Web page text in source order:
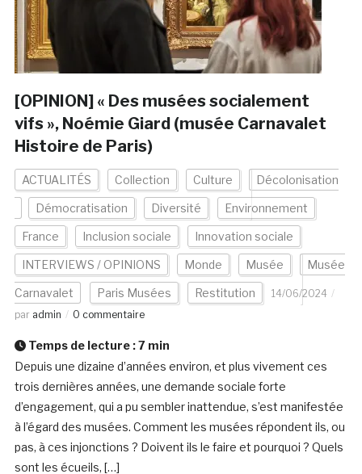
[OPINION] « Des musées socialement
vifs », Noémie Giard (musée Carnavalet
Histoire de Paris)
ACTUALITÉS Collection Culture Décolonisation
Démocratisation Diversité Environnement
France Inclusion sociale Innovation sociale
INTERVIEWS / OPINIONS Monde Musée Musée
Carnavalet Paris Musées Restitution
14/06/2024
par admin 0 commentaire
Temps de lecture :7 min
Depuis une dizaine d’années environ, et plus vivement ces
trois dernières années, une demande sociale forte
d’engagement, qui a pu sembler inattendue, s’est manifestée
à l’égard des musées. Comment les musées répondent ils, ou
pas, à ces injonctions ? Doivent ils le faire et pourquoi ? Quels
sont les écueils, […]